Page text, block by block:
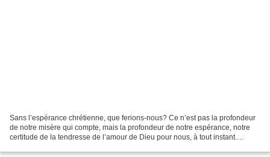
Sans l’espérance chrétienne, que ferions-nous? Ce n’est pas la profondeur
de notre misère qui compte, mais la profondeur de notre espérance, notre
certitude de la tendresse de l’amour de Dieu pour nous, à tout instant.